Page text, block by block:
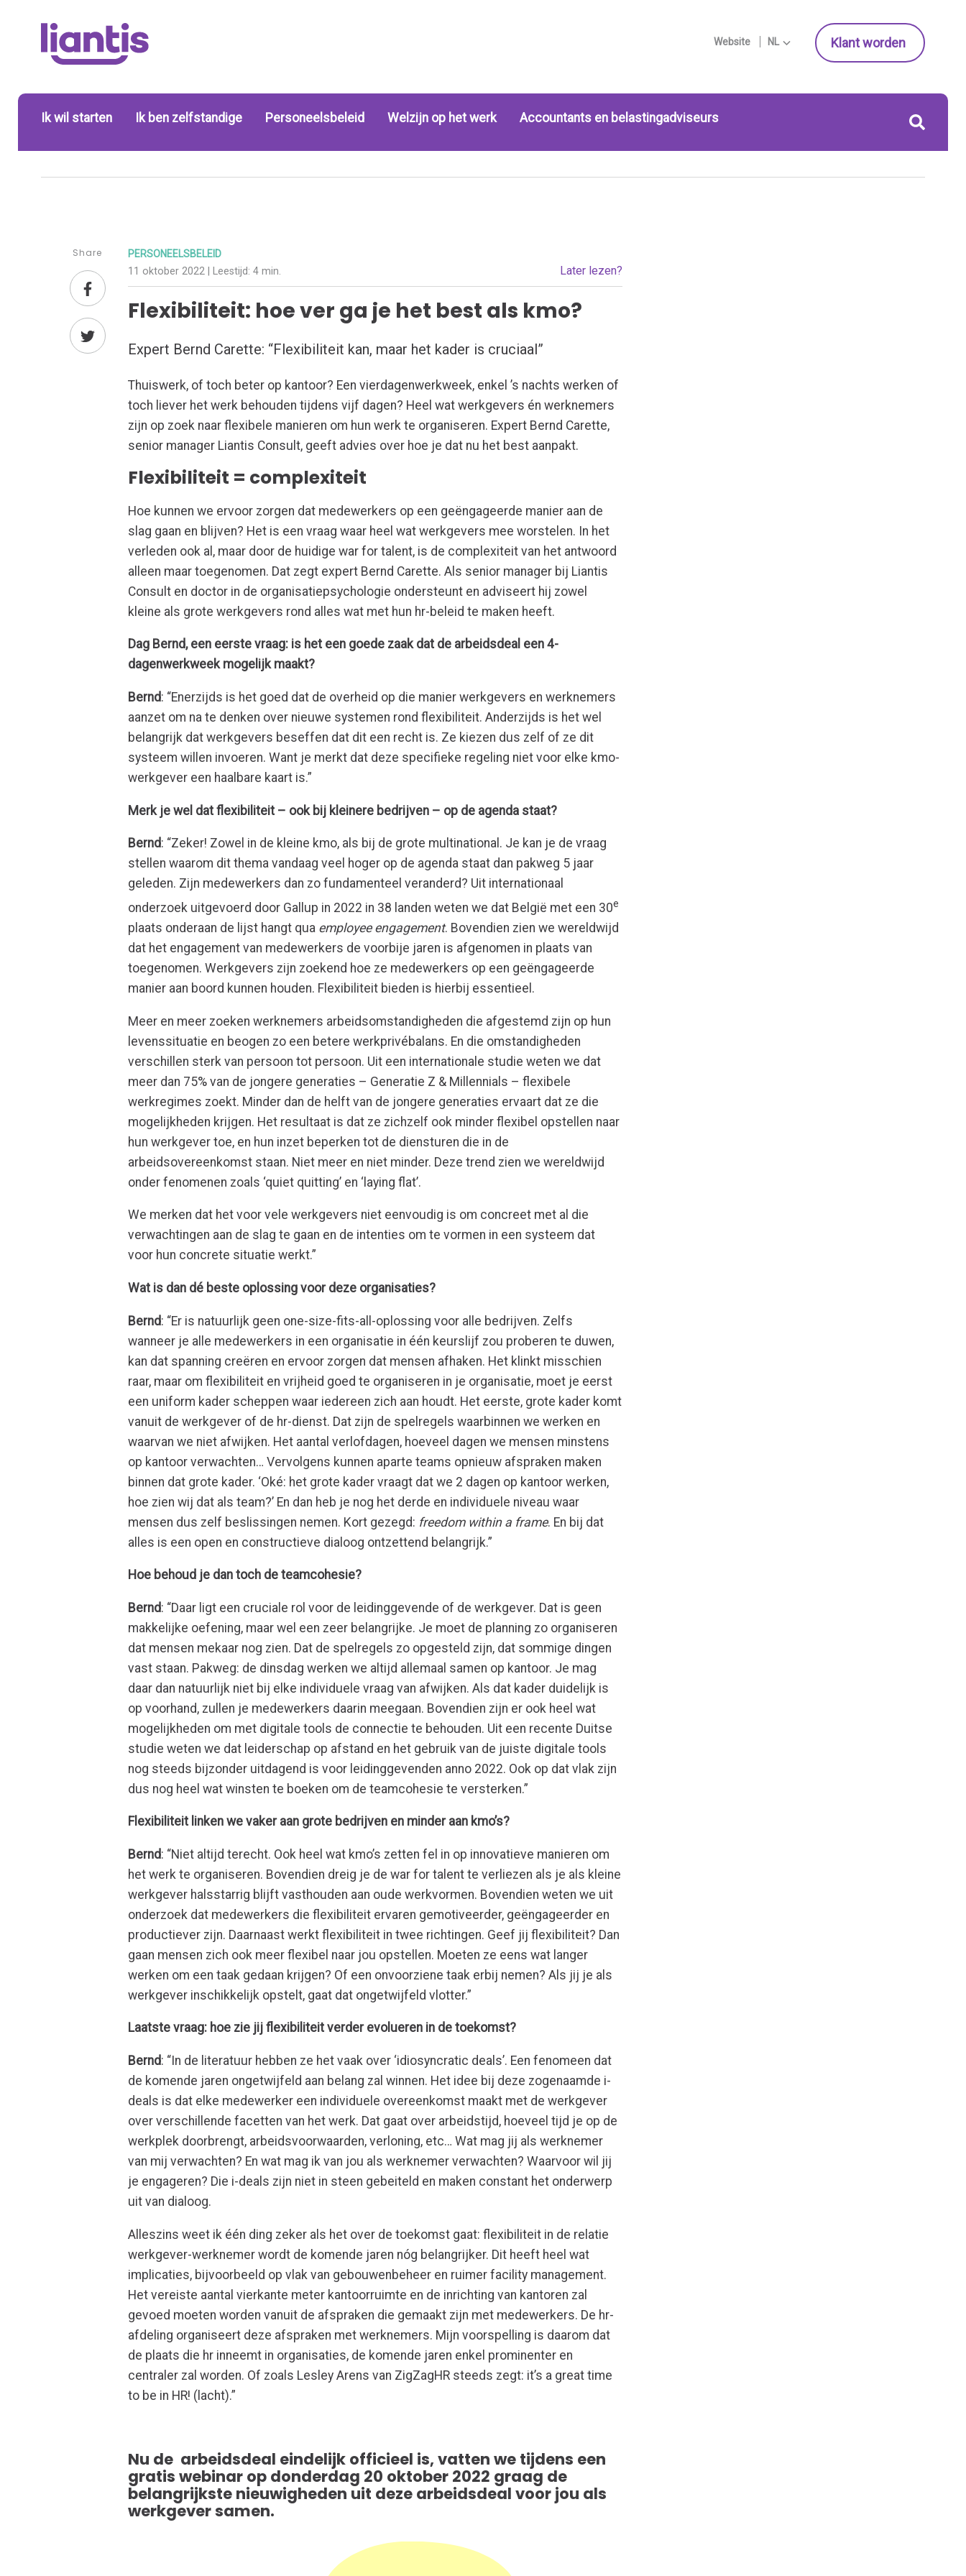
Website NL Klant worden
Ik wil starten Ik ben zelfstandige Personeelsbeleid Welzijn op het werk Accountants en belastingadviseurs
Share PERSONEELSBELEID
11 oktober 2022 | Leestijd:4 min. Later lezen?
Flexibiliteit: hoe ver ga je het best als kmo?
Expert Bernd Carette: “Flexibiliteit kan, maar het kader is cruciaal”
Thuiswerk, of toch beter op kantoor? Een vierdagenwerkweek, enkel ’s nachts werken of
toch liever het werk behouden tijdens vijf dagen? Heel wat werkgevers én werknemers
zijn op zoek naar flexibele manieren om hun werk te organiseren. Expert Bernd Carette,
senior manager Liantis Consult, geeft advies over hoe je dat nu het best aanpakt.
Flexibiliteit = complexiteit
Hoe kunnen we ervoor zorgen dat medewerkers op een geëngageerde manier aan de
slag gaan en blijven? Het is een vraag waar heel wat werkgevers mee worstelen. In het
verleden ook al, maar door de huidige war for talent, is de complexiteit van het antwoord
alleen maar toegenomen. Dat zegt expert Bernd Carette. Als senior manager bij Liantis
Consult en doctor in de organisatiepsychologie ondersteunt en adviseert hij zowel
kleine als grote werkgevers rond alles wat met hun hr-beleid te maken heeft.
Dag Bernd, een eerste vraag: is het een goede zaak dat de arbeidsdeal een 4-
dagenwerkweek mogelijk maakt?
Bernd: “Enerzijds is het goed dat de overheid op die manier werkgevers en werknemers
aanzet om na te denken over nieuwe systemen rond flexibiliteit. Anderzijds is het wel
belangrijk dat werkgevers beseffen dat dit een recht is. Ze kiezen dus zelf of ze dit
systeem willen invoeren. Want je merkt dat deze specifieke regeling niet voor elke kmo-
werkgever een haalbare kaart is.”
Merk je wel dat flexibiliteit – ook bij kleinere bedrijven – op de agenda staat?
Bernd: “Zeker! Zowel in de kleine kmo, als bij de grote multinational. Je kan je de vraag
stellen waarom dit thema vandaag veel hoger op de agenda staat dan pakweg 5 jaar
geleden. Zijn medewerkers dan zo fundamenteel veranderd? Uit internationaal
onderzoek uitgevoerd door Gallup in 2022 in 38 landen weten we dat België met een 30e
plaats onderaan de lijst hangt qua employee engagement. Bovendien zien we wereldwijd
dat het engagement van medewerkers de voorbije jaren is afgenomen in plaats van
toegenomen. Werkgevers zijn zoekend hoe ze medewerkers op een geëngageerde
manier aan boord kunnen houden. Flexibiliteit bieden is hierbij essentieel.
Meer en meer zoeken werknemers arbeidsomstandigheden die afgestemd zijn op hun
levenssituatie en beogen zo een betere werkprivébalans. En die omstandigheden
verschillen sterk van persoon tot persoon. Uit een internationale studie weten we dat
meer dan 75% van de jongere generaties – Generatie Z & Millennials – flexibele
werkregimes zoekt. Minder dan de helft van de jongere generaties ervaart dat ze die
mogelijkheden krijgen. Het resultaat is dat ze zichzelf ook minder flexibel opstellen naar
hun werkgever toe, en hun inzet beperken tot de diensturen die in de
arbeidsovereenkomst staan. Niet meer en niet minder. Deze trend zien we wereldwijd
onder fenomenen zoals ‘quiet quitting’ en ‘laying flat’.
We merken dat het voor vele werkgevers niet eenvoudig is om concreet met al die
verwachtingen aan de slag te gaan en de intenties om te vormen in een systeem dat
voor hun concrete situatie werkt.”
Wat is dan dé beste oplossing voor deze organisaties?
Bernd: “Er is natuurlijk geen one-size-fits-all-oplossing voor alle bedrijven. Zelfs
wanneer je alle medewerkers in een organisatie in één keurslijf zou proberen te duwen,
kan dat spanning creëren en ervoor zorgen dat mensen afhaken. Het klinkt misschien
raar, maar om flexibiliteit en vrijheid goed te organiseren in je organisatie, moet je eerst
een uniform kader scheppen waar iedereen zich aan houdt. Het eerste, grote kader komt
vanuit de werkgever of de hr-dienst. Dat zijn de spelregels waarbinnen we werken en
waarvan we niet afwijken. Het aantal verlofdagen, hoeveel dagen we mensen minstens
op kantoor verwachten… Vervolgens kunnen aparte teams opnieuw afspraken maken
binnen dat grote kader. ‘Oké: het grote kader vraagt dat we 2 dagen op kantoor werken,
hoe zien wij dat als team?’ En dan heb je nog het derde en individuele niveau waar
mensen dus zelf beslissingen nemen. Kort gezegd: freedom within a frame. En bij dat
alles is een open en constructieve dialoog ontzettend belangrijk.”
Hoe behoud je dan toch de teamcohesie?
Bernd: “Daar ligt een cruciale rol voor de leidinggevende of de werkgever. Dat is geen
makkelijke oefening, maar wel een zeer belangrijke. Je moet de planning zo organiseren
dat mensen mekaar nog zien. Dat de spelregels zo opgesteld zijn, dat sommige dingen
vast staan. Pakweg: de dinsdag werken we altijd allemaal samen op kantoor. Je mag
daar dan natuurlijk niet bij elke individuele vraag van afwijken. Als dat kader duidelijk is
op voorhand, zullen je medewerkers daarin meegaan. Bovendien zijn er ook heel wat
mogelijkheden om met digitale tools de connectie te behouden. Uit een recente Duitse
studie weten we dat leiderschap op afstand en het gebruik van de juiste digitale tools
nog steeds bijzonder uitdagend is voor leidinggevenden anno 2022. Ook op dat vlak zijn
dus nog heel wat winsten te boeken om de teamcohesie te versterken.”
Flexibiliteit linken we vaker aan grote bedrijven en minder aan kmo’s?
Bernd: “Niet altijd terecht. Ook heel wat kmo’s zetten fel in op innovatieve manieren om
het werk te organiseren. Bovendien dreig je de war for talent te verliezen als je als kleine
werkgever halsstarrig blijft vasthouden aan oude werkvormen. Bovendien weten we uit
onderzoek dat medewerkers die flexibiliteit ervaren gemotiveerder, geëngageerder en
productiever zijn. Daarnaast werkt flexibiliteit in twee richtingen. Geef jij flexibiliteit? Dan
gaan mensen zich ook meer flexibel naar jou opstellen. Moeten ze eens wat langer
werken om een taak gedaan krijgen? Of een onvoorziene taak erbij nemen? Als jij je als
werkgever inschikkelijk opstelt, gaat dat ongetwijfeld vlotter.”
Laatste vraag: hoe zie jij flexibiliteit verder evolueren in de toekomst?
Bernd: “In de literatuur hebben ze het vaak over ‘idiosyncratic deals’. Een fenomeen dat
de komende jaren ongetwijfeld aan belang zal winnen. Het idee bij deze zogenaamde i-
deals is dat elke medewerker een individuele overeenkomst maakt met de werkgever
over verschillende facetten van het werk. Dat gaat over arbeidstijd, hoeveel tijd je op de
werkplek doorbrengt, arbeidsvoorwaarden, verloning, etc… Wat mag jij als werknemer
van mij verwachten? En wat mag ik van jou als werknemer verwachten? Waarvoor wil jij
je engageren? Die i-deals zijn niet in steen gebeiteld en maken constant het onderwerp
uit van dialoog.
Alleszins weet ik één ding zeker als het over de toekomst gaat: flexibiliteit in de relatie
werkgever-werknemer wordt de komende jaren nóg belangrijker. Dit heeft heel wat
implicaties, bijvoorbeeld op vlak van gebouwenbeheer en ruimer facility management.
Het vereiste aantal vierkante meter kantoorruimte en de inrichting van kantoren zal
gevoed moeten worden vanuit de afspraken die gemaakt zijn met medewerkers. De hr-
afdeling organiseert deze afspraken met werknemers. Mijn voorspelling is daarom dat
de plaats die hr inneemt in organisaties, de komende jaren enkel prominenter en
centraler zal worden. Of zoals Lesley Arens van ZigZagHR steeds zegt: it’s a great time
to be in HR! (lacht).”
Nu de arbeidsdeal eindelijk officieel is, vatten we tijdens een
gratis webinar op donderdag 20 oktober 2022 graag de
belangrijkste nieuwigheden uit deze arbeidsdeal voor jou als
werkgever samen.